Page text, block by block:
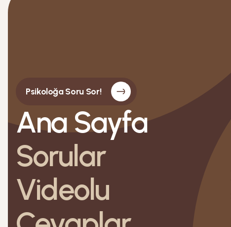
Psikoloğa Soru Sor!
Ana Sayfa
Sorular
Videolu